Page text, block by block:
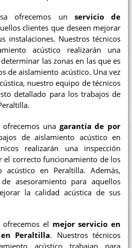
ofrecemos un servicio de
clientes que deseen mejorar
instalaciones. Nuestros técnicos
acústico realizarán una
las zonas en las que es
de aislamiento acústico. Una vez
nuestro equipo de técnicos
detallado para los trabajos de
ofrecemos una garantía de por
de aislamiento acústico en
realizarán una inspección
el correcto funcionamiento de los
acústico en Peraltilla. Además,
asesoramiento para aquellos
la calidad acústica de sus
el mejor servicio en
Peraltilla. Nuestros técnicos